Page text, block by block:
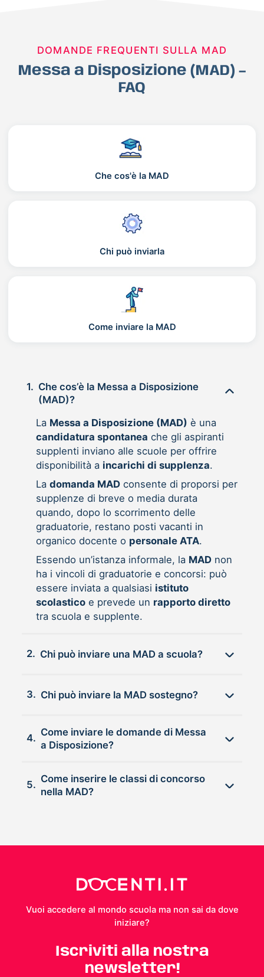
DOMANDE FREQUENTI SULLA MAD
Messa a Disposizione (MAD) –
FAQ
Che cos'è la MAD
Chi può inviarla
Come inviare la MAD
1. Che cos’è la Messa a Disposizione
(MAD)?
La Messa a Disposizione (MAD) è una
candidatura spontanea che gli aspiranti
supplenti inviano alle scuole per offrire
disponibilità a incarichi di supplenza.
La domanda MADconsente di proporsi per
supplenze di breve o media durata
quando, dopo lo scorrimento delle
graduatorie, restano posti vacanti in
organico docente o personale ATA.
Essendo un’istanza informale, la MADnon
ha i vincoli di graduatorie e concorsi: può
essere inviata a qualsiasi istituto
scolasticoe prevede un rapporto diretto
tra scuola e supplente.
2. Chi può inviare una MAD a scuola?
3. Chi può inviare la MAD sostegno?
4.
Come inviare le domande di Messa
a Disposizione?
5.
Come inserire le classi di concorso
nella MAD?
Vuoi accedere al mondo scuola ma non sai da dove
iniziare?
Iscriviti alla nostra
newsletter!